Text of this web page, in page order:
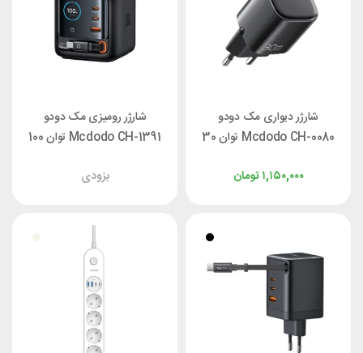
شارژر دیواری مک دودو
Mcdodo CH-0080 توان 30
تومان۱,۱۵۰,۰۰۰
شارژر رومیزی مک دودو
Mcdodo CH-1391 توان 100
بزودی